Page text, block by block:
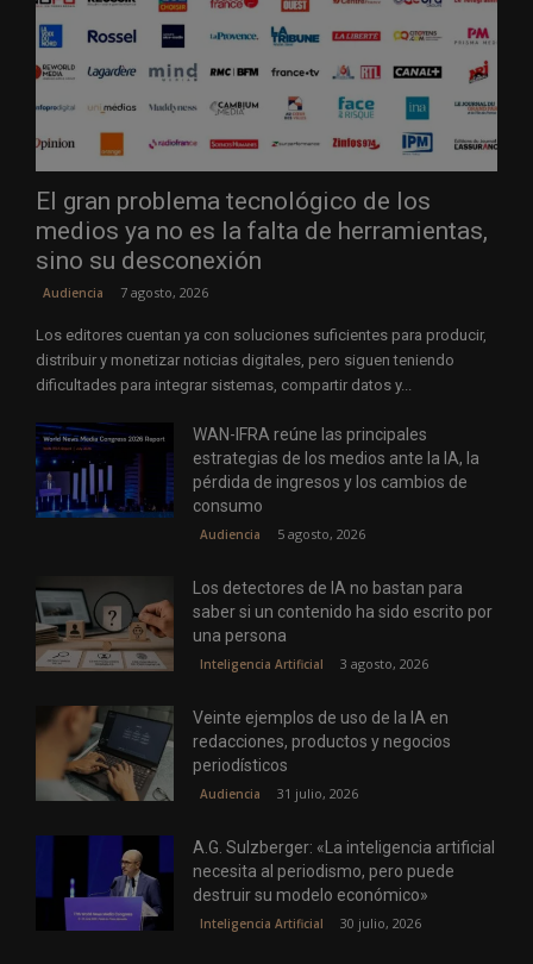
El gran problema tecnológico de los
medios ya no es la falta de herramientas,
sino su desconexión
Audiencia 7 agosto, 2026
Los editores cuentan ya con soluciones suficientes para producir,
distribuir y monetizar noticias digitales, pero siguen teniendo
dificultades para integrar sistemas, compartir datos y...
WAN-IFRA reúne las principales
estrategias de los medios ante la IA, la
pérdida de ingresos y los cambios de
consumo
Audiencia 5 agosto, 2026
Los detectores de IA no bastan para
saber si un contenido ha sido escrito por
una persona
Inteligencia Artificial 3 agosto, 2026
Veinte ejemplos de uso de la IA en
redacciones, productos y negocios
periodísticos
Audiencia 31 julio, 2026
A.G. Sulzberger: «La inteligencia artificial
necesita al periodismo, pero puede
destruir su modelo económico»
Inteligencia Artificial 30 julio, 2026